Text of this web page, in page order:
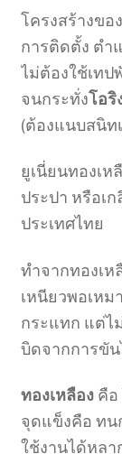
โครงสร้างขอ
การติดตั้ง ตำ
ไม่ต้องใช้เทป
จนกระทั่งโอริ
(ต้องแนบสนิท
ยูเนี่ยนทองเห
ประปา หรือเ
ประเทศไทย
ทำจากทองเ
เหนียวพอเหม
กระแทก แต่ไ
บิดจากการขั
ทองเหลืองคือ
จุดแข็งคือ ทน
ใช้งานได้หล